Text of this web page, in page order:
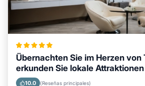
Übernachten Sie im Herzen von
erkunden Sie lokale Attraktionen
10.0 (Reseñas principales)